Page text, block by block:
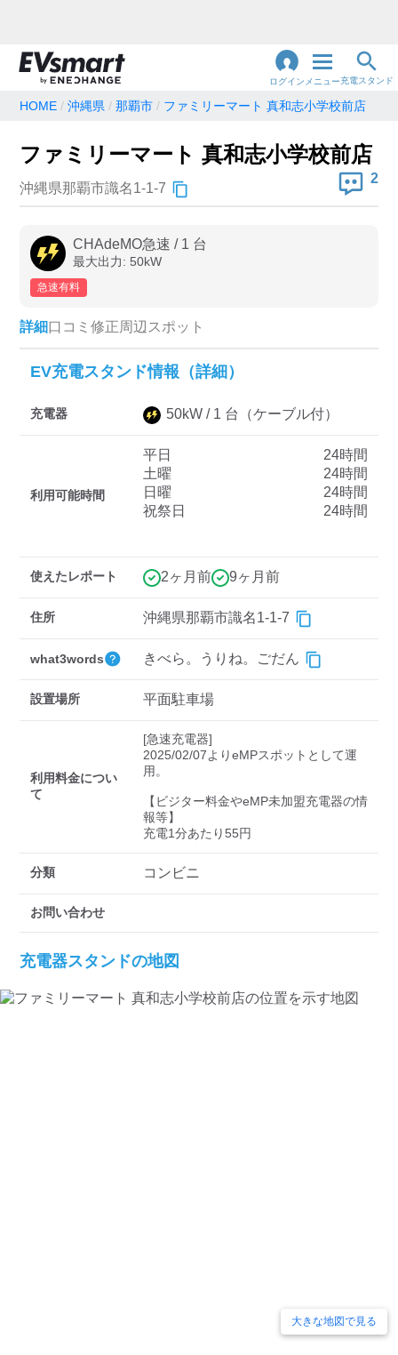
ログイン メニュー充電スタンド
じ
地名・観光スポット・住所で検索
充電器の種類
急速充電器のみ表示
高速道路上のみ表示
認証システム
三菱ディーラーを表示
日産ディーラーを表示
すべて 中速-20kW-以上 急速-44kW-以上
検索する
HOME 沖縄県 那覇市 ファミリーマート 真和志小学校前店
ファミリーマート 真和志小学校前店
沖縄県那覇市識名1-1-7
2
CHAdeMO急速 / 1 台
最大出力: 50kW
急速有料
詳細口コミ 修正周辺スポット
EV充電スタンド情報（詳細）
充電器 50kW / 1 台 （ケーブル付）
利用可能時間
平日
24時間
土曜
24時間
日曜
24時間
祝祭日
24時間
使えたレポート 2ヶ月前 9ヶ月前
住所 沖縄県那覇市識名1-1-7
what3words きべら。うりね。ごだん
設置場所 平面駐車場
利用料金につい
て
[急速充電器]
2025/02/07よりeMPスポットとして運
用。
【ビジター料金やeMP未加盟充電器の情
報等】
充電1分あたり55円
分類 コンビニ
お問い合わせ
充電器スタンドの地図
大きな地図で見る